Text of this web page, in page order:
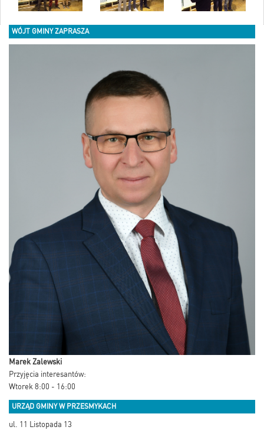
WÓJT GMINY ZAPRASZA
Marek Zalewski
Przyjęcia interesantów:
Wtorek 8:00 - 16:00
URZĄD GMINY W PRZESMYKACH
ul. 11 Listopada 13